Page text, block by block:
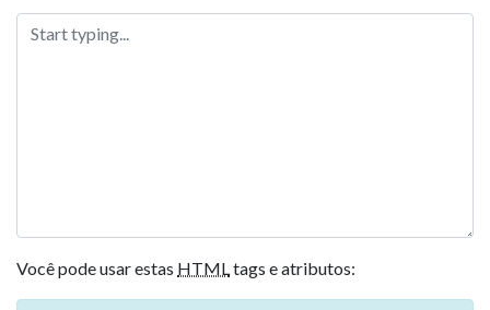
Você pode usar estas HTMLtags e atributos: